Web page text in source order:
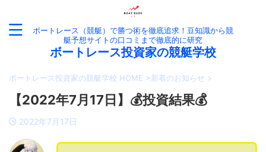
ボートレース（競艇）で勝つ術を徹底追求！豆知識から競
艇予想サイトの口コミまで徹底的に研究
ボートレース投資家の競艇学校
ボートレース投資家の競艇学校 HOME >新着のお知らせ >
【2022年7月17日】💰投資結果💰
2022年7月17日